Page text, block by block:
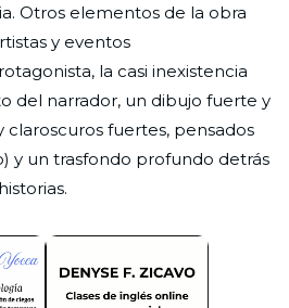
Otros elementos de la obra
y eventos
la casi inexistencia
del narrador, un dibujo fuerte y
claroscuros fuertes, pensados
y un trasfondo profundo detrás